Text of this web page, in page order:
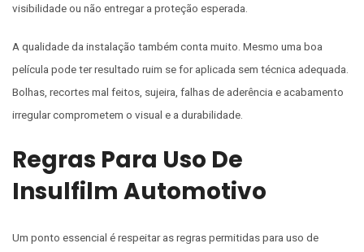
visibilidade ou não entregar a proteção esperada.
A qualidade da instalação também conta muito. Mesmo uma boa
película pode ter resultado ruim se for aplicada sem técnica adequada.
Bolhas, recortes mal feitos, sujeira, falhas de aderência e acabamento
irregular comprometem o visual e a durabilidade.
Regras Para Uso De
Insulfilm Automotivo
Um ponto essencial é respeitar as regras permitidas para uso de